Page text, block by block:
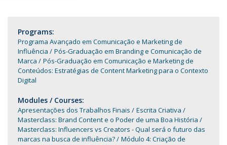
Programs:
Programa Avançado em Comunicação e Marketing de
Influência
Pós-Graduação em Branding e Comunicação de
Marca
Pós-Graduação em Comunicação e Marketing de
Conteúdos: Estratégias de Content Marketing para o Contexto
Digital
Modules / Courses:
Apresentações dos Trabalhos Finais
Escrita Criativa
Masterclass: Brand Content e o Poder de uma Boa História
Masterclass: Influencers vs Creators - Qual será o futuro das
marcas na busca de influência?
Módulo 4: Criação de